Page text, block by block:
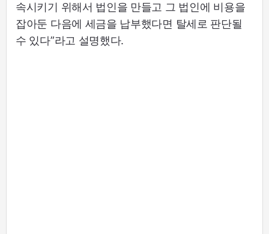
속시키기 위해서 법인을 만들고 그 법인에 비용을
잡아둔 다음에 세금을 납부했다면 탈세로 판단될
수 있다”라고 설명했다.